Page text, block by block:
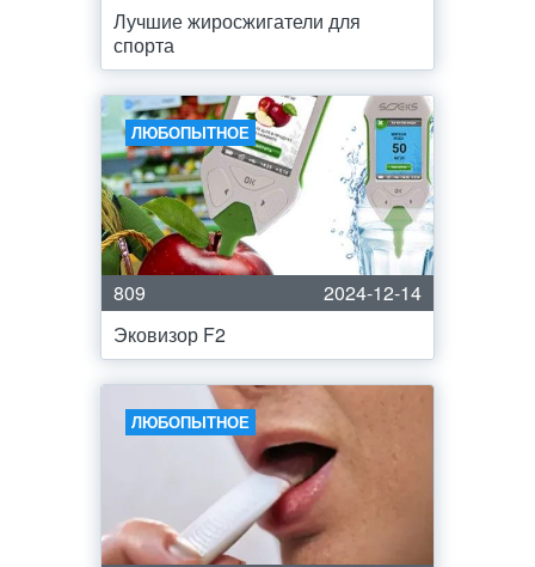
Лучшие жиросжигатели для
спорта
ЛЮБОПЫТНОЕ
809
2024-12-14
Эковизор F2
ЛЮБОПЫТНОЕ